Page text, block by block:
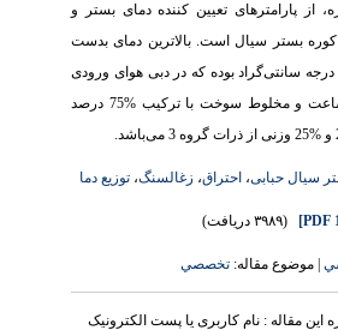
پارامترهای تعیین کننده دمای بستر و
بستر سیال است. بالاترین دمای بدست
در کوره 1050 درجه سانتی‌گراد بوده که در دبی هوای ورودی
12 مترمکعب بر ساعت و مخلوط سوخت با ترکیب %75 درصد
حبابی، احتراق ،زغالسنگ،توزیع دما
(۳۹۸۹ دریافت)
| موضوع مقاله:تخصصي
مقاله : نام کاربری یا پست الکترونیک